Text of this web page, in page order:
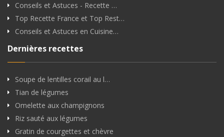
Conseils et Astuces - Recette …
Top Recette France et Top Rest…
Conseils et Astuces en Cuisine…
Dernières recettes
Soupe de lentilles corail au l…
Tian de légumes
Omelette aux champignons
Riz sauté aux légumes
Gratin de courgettes et chèvre